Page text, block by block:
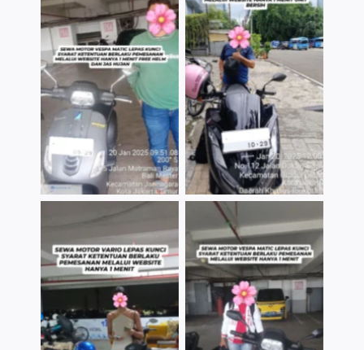
TNo Caption TNo Caption
TNo Caption TNo Caption